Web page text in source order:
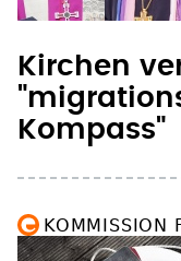
Kirchen
Kompass"
KOMMISSION